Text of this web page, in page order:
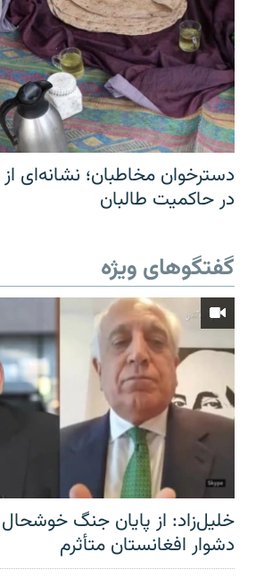
دسترخوان مخاطبان؛ نشانه‌ای
در حاکمیت طالبان
گفتگوهای ویژه
خلیل‌زاد: از پایان جنگ
دشوار افغانستان متأثرم